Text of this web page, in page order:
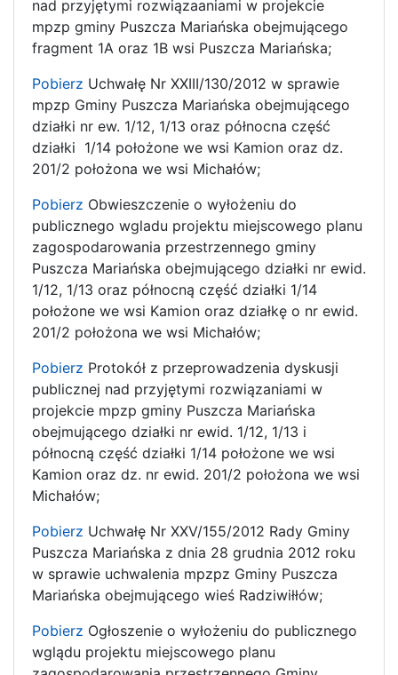
nad przyjętymi rozwiązaaniami w projekcie
mpzp gminy Puszcza Mariańska obejmującego
fragment 1A oraz 1B wsi Puszcza Mariańska;
Pobierz Uchwałę Nr XXIII/130/2012 w sprawie
mpzp Gminy Puszcza Mariańska obejmującego
działki nr ew. 1/12, 1/13 oraz północna część
działki 1/14 położone we wsi Kamion oraz dz.
201/2 położona we wsi Michałów;
Pobierz Obwieszczenie o wyłożeniu do
publicznego wgladu projektu miejscowego planu
zagospodarowania przestrzennego gminy
Puszcza Mariańska obejmującego działki nr ewid.
1/12, 1/13 oraz północną część działki 1/14
położone we wsi Kamion oraz działkę o nr ewid.
201/2 położona we wsi Michałów;
Pobierz Protokół z przeprowadzenia dyskusji
publicznej nad przyjętymi rozwiązaniami w
projekcie mpzp gminy Puszcza Mariańska
obejmującego działki nr ewid. 1/12, 1/13 i
północną część działki 1/14 położone we wsi
Kamion oraz dz. nr ewid. 201/2 położona we wsi
Michałów;
Pobierz Uchwałę Nr XXV/155/2012 Rady Gminy
Puszcza Mariańska z dnia 28 grudnia 2012 roku
w sprawie uchwalenia mpzpz Gminy Puszcza
Mariańska obejmującego wieś Radziwiłłów;
Pobierz Ogłoszenie o wyłożeniu do publicznego
wglądu projektu miejscowego planu